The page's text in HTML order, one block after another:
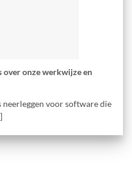
over onze werkwijze en
neerleggen voor software die